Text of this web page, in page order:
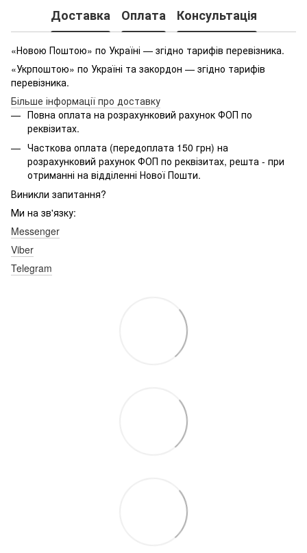
Доставка Оплата Консультація
«Новою Поштою» по Україні — згідно тарифів перевізника.
«Укрпоштою» по Україні та закордон — згідно тарифів
перевізника.
Більше інформації про доставку
Повна оплата на розрахунковий рахунок ФОП по
реквізитах.
Часткова оплата (передоплата 150 грн) на
розрахунковий рахунок ФОП по реквізитах, решта - при
отриманні на відділенні Нової Пошти.
Виникли запитання?
Ми на зв'язку:
Messenger
Viber
Telegram